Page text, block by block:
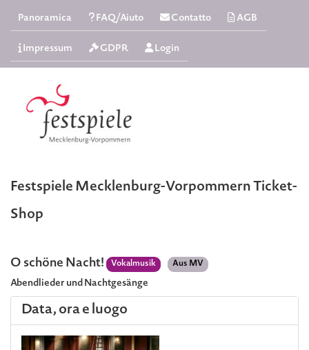
Panoramica FAQ/Aiuto Contatto AGB
Impressum GDPR Login
Festspiele Mecklenburg-Vorpommern Ticket-
Shop
O schöne Nacht! Vokalmusik Aus MV
Abendlieder und Nachtgesänge
Data, ora e luogo